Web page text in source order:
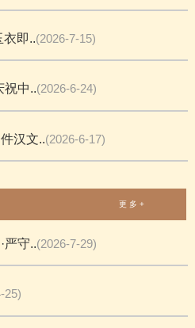
衣即..(2026-7-15)
中..(2026-6-24)
汉文..(2026-6-17)
更 多 +
严守..(2026-7-29)
25)